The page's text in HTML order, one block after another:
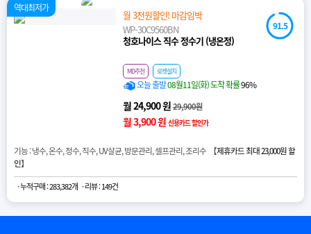
역대최저가
91.5
월 3천원할인! 마감임박
WP-30C9560BN
청호나이스 직수 정수기 (냉온정)
MD추천 로켓설치
오늘 출발08월11일(화) 도착 확률96%
월 24,900 원29,900원
월 3,900 원 신용카드 할인가
기능 : 냉수, 온수, 정수, 직수, UV살균, 방문관리, 셀프관리, 조리수 【제휴카드 최대 23,000원 할
인】
· 누적구매 : 283,382개 · 리뷰 : 149건